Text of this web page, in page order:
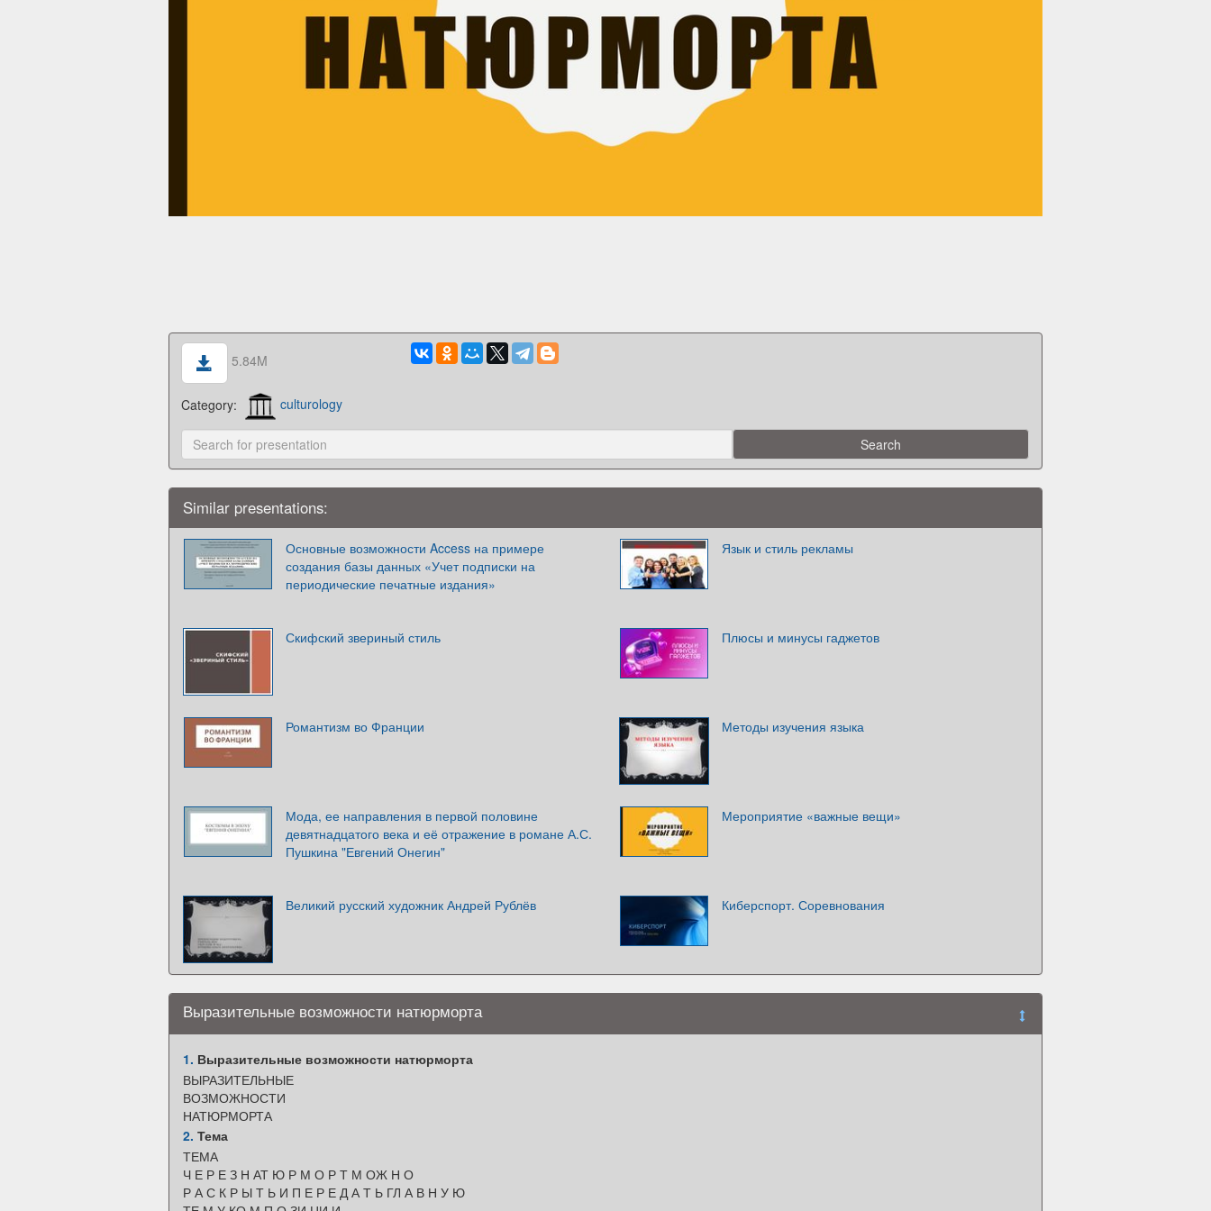
5.84M
Category: culturology
Similar presentations:
Основные возможности Access на примере
создания базы данных «Учет подписки на
периодические печатные издания»
Язык и стиль рекламы
Скифский звериный стиль Плюсы и минусы гаджетов
Романтизм во Франции Методы изучения языка
Мода, ее направления в первой половине
девятнадцатого века и её отражение в романе А.С.
Пушкина "Евгений Онегин"
Мероприятие «важные вещи»
Великий русский художник Андрей Рублёв Киберспорт. Соревнования
Выразительные возможности натюрморта
1. Выразительные возможности натюрморта
ВЫРАЗИТЕЛЬНЫЕ
ВОЗМОЖНОСТИ
НАТЮРМОРТА
2. Тема
ТЕМА
Ч Е Р Е З Н АТ Ю Р М О Р Т М ОЖ Н О
Р А С К Р Ы Т Ь И П Е Р Е Д А Т Ь ГЛ А В Н У Ю